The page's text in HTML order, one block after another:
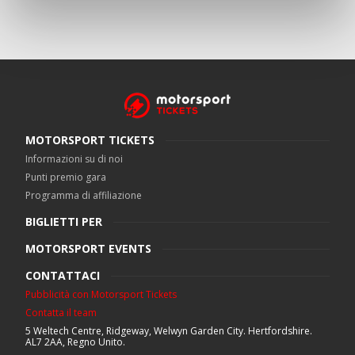
MOTORSPORT TICKETS
Informazioni su di noi
Punti premio gara
Programma di affiliazione
BIGLIETTI PER
MOTORSPORT EVENTS
CONTATTACI
Pubblicità con Motorsport Tickets
Contatta il team
5 Weltech Centre, Ridgeway, Welwyn Garden City. Hertfordshire.
AL7 2AA, Regno Unito.